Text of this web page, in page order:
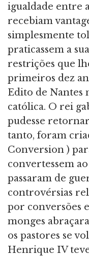
igualdade entre
recebiam
simplesmente
praticassem a
restrições que
primeiros dez
Edito de Nantes
católica. O rei
pudesse
tanto, foram
Conversion )
convertessem
passaram de
controvérsias
por conversões
monges
os pastores se
Henrique IV